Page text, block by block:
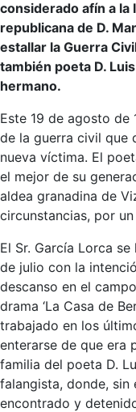
considerado afín a la
republicana de D.
estallar la Guerra
también poeta D.
hermano.
Este 19 de agosto de
de la guerra civil que
nueva víctima. El
el mejor de su
aldea granadina de
circunstancias, por
El Sr. García Lorca
de julio con la
descanso en el
drama ‘La Casa de
trabajado en los
enterarse de que era
familia del poeta D.
falangista, donde, sin
encontrado y